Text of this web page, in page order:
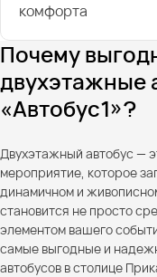
комфорта
Почему
двухэтажные
«Автобус1»?
Двухэтажный автобус —
мероприятие, которое
динамичном и
становится не просто
элементом вашего
самые выгодные и
автобусов в столице